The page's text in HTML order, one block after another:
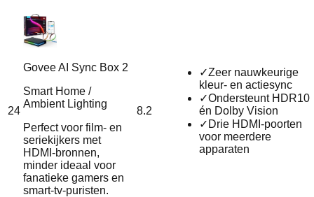
24
Govee AI Sync Box 2
Smart Home /
Ambient Lighting
Perfect voor film- en
seriekijkers met
HDMI‑bronnen,
minder ideaal voor
fanatieke gamers en
smart‑tv‑puristen.
8.2
✓Zeer nauwkeurige
kleur- en actiesync
✓Ondersteunt HDR10
én Dolby Vision
✓ Drie HDMI-poorten
voor meerdere
apparaten